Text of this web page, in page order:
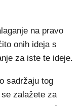
na pravo
onih ideja s
za iste te ideje.
sadržaju tog
zalažete za